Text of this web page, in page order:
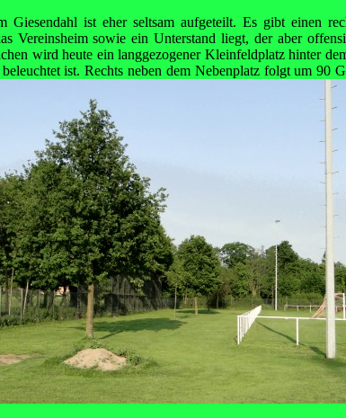
Giesendahl ist eher seltsam aufgeteilt. Es gibt einen
Vereinsheim sowie ein Unterstand liegt, der aber
wird heute ein langgezogener Kleinfeldplatz hinter
ist. Rechts neben dem Nebenplatz folgt um 90